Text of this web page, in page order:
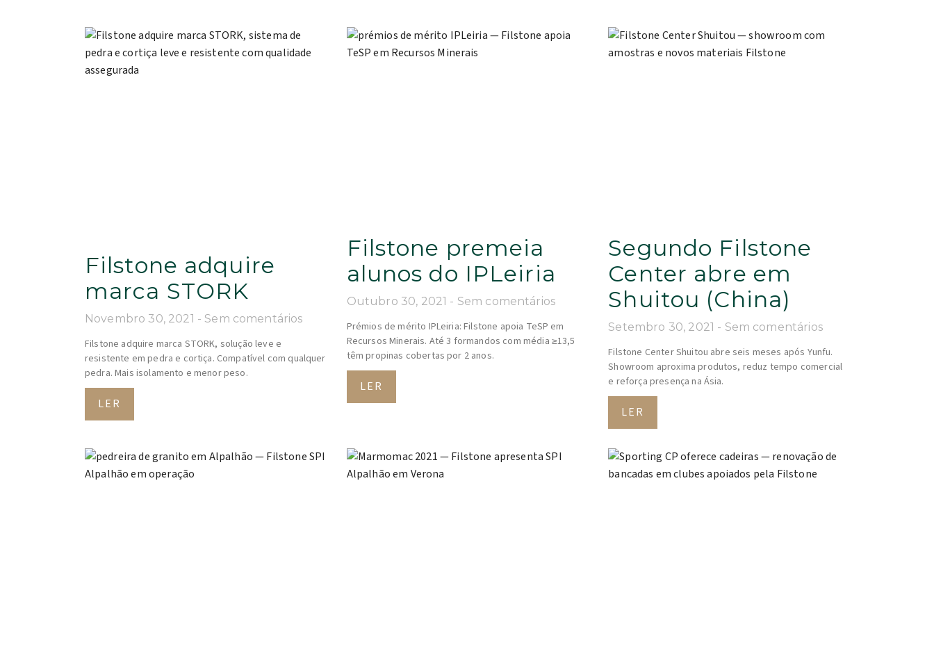
Filstone adquire
marca STORK
Novembro 30, 2021 Sem comentários
Filstone adquire marca STORK, solução leve e
resistente em pedra e cortiça. Compatível com qualquer
pedra. Mais isolamento e menor peso.
LER
Filstone premeia
alunos do IPLeiria
Outubro 30, 2021 Sem comentários
Prémios de mérito IPLeiria: Filstone apoia TeSP em
Recursos Minerais. Até 3 formandos com média ≥13,5
têm propinas cobertas por 2 anos.
LER
Segundo Filstone
Center abre em
Shuitou (China)
Setembro 30, 2021 Sem comentários
Filstone Center Shuitou abre seis meses após Yunfu.
Showroom aproxima produtos, reduz tempo comercial
e reforça presença na Ásia.
LER